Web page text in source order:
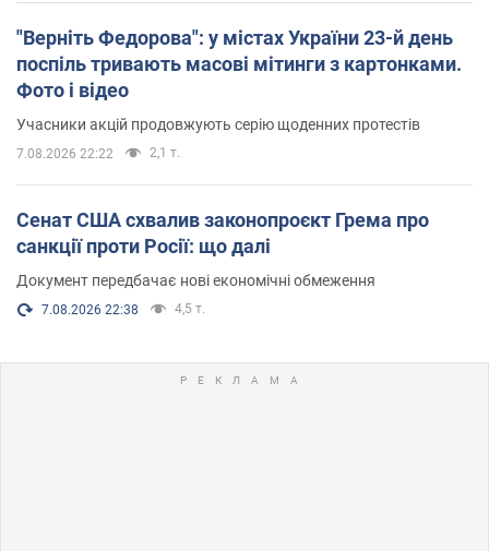
"Верніть Федорова": у містах України 23-й день
поспіль тривають масові мітинги з картонками.
Фото і відео
Учасники акцій продовжують серію щоденних протестів
7.08.2026 22:22 2,1 т.
Сенат США схвалив законопроєкт Грема про
санкції проти Росії: що далі
Документ передбачає нові економічні обмеження
7.08.2026 22:38 4,5 т.